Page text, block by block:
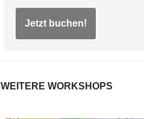
Jetzt buchen!
WEITERE WORKSHOPS